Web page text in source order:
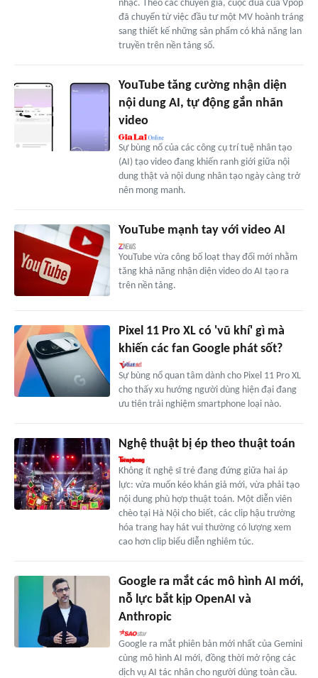
nhạc. Theo các chuyên gia, cuộc đua của Vpop
đã chuyển từ việc đầu tư một MV hoành tráng
sang thiết kế những sản phẩm có khả năng lan
truyền trên nền tảng số.
YouTube tăng cường nhận diện
nội dung AI, tự động gắn nhãn
video
Sự bùng nổ của các công cụ trí tuệ nhân tạo
(AI) tạo video đang khiến ranh giới giữa nội
dung thật và nội dung nhân tạo ngày càng trở
nên mong manh.
YouTube mạnh tay với video AI
YouTube vừa công bố loạt thay đổi mới nhằm
tăng khả năng nhận diện video do AI tạo ra
trên nền tảng.
Pixel 11 Pro XL có 'vũ khí' gì mà
khiến các fan Google phát sốt?
Sự bùng nổ quan tâm dành cho Pixel 11 Pro XL
cho thấy xu hướng người dùng hiện đại đang
ưu tiên trải nghiệm smartphone loại nào.
Nghệ thuật bị ép theo thuật toán
Không ít nghệ sĩ trẻ đang đứng giữa hai áp
lực: vừa muốn kéo khán giả mới, vừa phải tạo
nội dung phù hợp thuật toán. Một diễn viên
chèo tại Hà Nội cho biết, các clip hậu trường
hóa trang hay hát vui thường có lượng xem
cao hơn clip biểu diễn nghiêm túc.
Google ra mắt các mô hình AI mới,
nỗ lực bắt kịp OpenAI và
Anthropic
Google ra mắt phiên bản mới nhất của Gemini
cùng mô hình AI mới, đồng thời mở rộng các
dịch vụ AI tác nhân cho người dùng toàn cầu.